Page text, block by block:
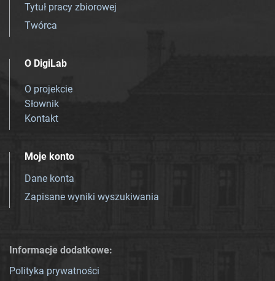
Tytuł pracy zbiorowej
Twórca
O DigiLab
O projekcie
Słownik
Kontakt
Moje konto
Dane konta
Zapisane wyniki wyszukiwania
Informacje dodatkowe:
Polityka prywatności